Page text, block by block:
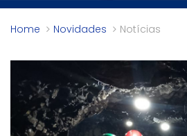
Home Novidades Notícias